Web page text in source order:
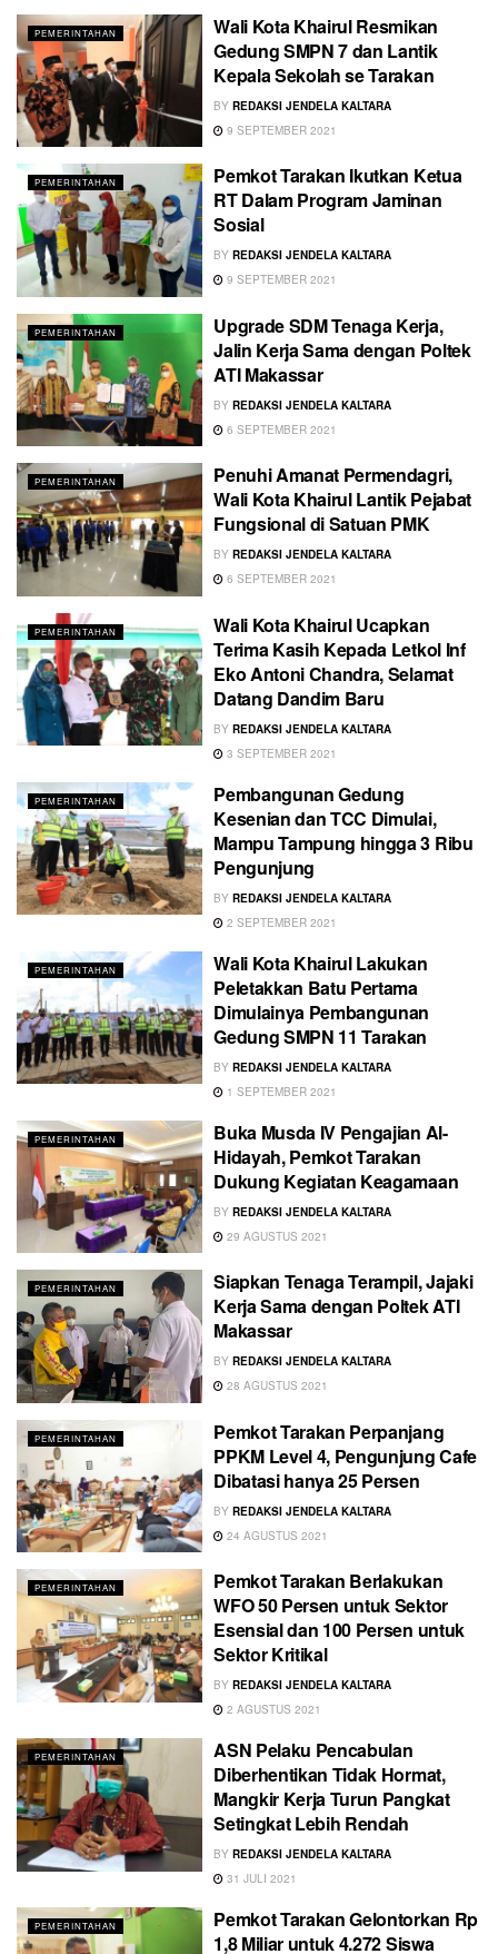
PEMERINTAHAN
Wali Kota Khairul Resmikan
Gedung SMPN 7 dan Lantik
Kepala Sekolah se Tarakan
BY REDAKSI JENDELA KALTARA
9 SEPTEMBER 2021
PEMERINTAHAN
Pemkot Tarakan Ikutkan Ketua
RT Dalam Program Jaminan
Sosial
BY REDAKSI JENDELA KALTARA
9 SEPTEMBER 2021
PEMERINTAHAN
Upgrade SDM Tenaga Kerja,
Jalin Kerja Sama dengan Poltek
ATI Makassar
BY REDAKSI JENDELA KALTARA
6 SEPTEMBER 2021
PEMERINTAHAN
Penuhi Amanat Permendagri,
Wali Kota Khairul Lantik Pejabat
Fungsional di Satuan PMK
BY REDAKSI JENDELA KALTARA
6 SEPTEMBER 2021
PEMERINTAHAN
Wali Kota Khairul Ucapkan
Terima Kasih Kepada Letkol Inf
Eko Antoni Chandra, Selamat
Datang Dandim Baru
BY REDAKSI JENDELA KALTARA
3 SEPTEMBER 2021
PEMERINTAHAN
Pembangunan Gedung
Kesenian dan TCC Dimulai,
Mampu Tampung hingga 3 Ribu
Pengunjung
BY REDAKSI JENDELA KALTARA
2 SEPTEMBER 2021
PEMERINTAHAN
Wali Kota Khairul Lakukan
Peletakkan Batu Pertama
Dimulainya Pembangunan
Gedung SMPN 11 Tarakan
BY REDAKSI JENDELA KALTARA
1 SEPTEMBER 2021
PEMERINTAHAN
Buka Musda IV Pengajian Al-
Hidayah, Pemkot Tarakan
Dukung Kegiatan Keagamaan
BY REDAKSI JENDELA KALTARA
29 AGUSTUS 2021
PEMERINTAHAN
Siapkan Tenaga Terampil, Jajaki
Kerja Sama dengan Poltek ATI
Makassar
BY REDAKSI JENDELA KALTARA
28 AGUSTUS 2021
PEMERINTAHAN
Pemkot Tarakan Perpanjang
PPKM Level 4, Pengunjung Cafe
Dibatasi hanya 25 Persen
BY REDAKSI JENDELA KALTARA
24 AGUSTUS 2021
PEMERINTAHAN
Pemkot Tarakan Berlakukan
WFO 50 Persen untuk Sektor
Esensial dan 100 Persen untuk
Sektor Kritikal
BY REDAKSI JENDELA KALTARA
2 AGUSTUS 2021
PEMERINTAHAN
ASN Pelaku Pencabulan
Diberhentikan Tidak Hormat,
Mangkir Kerja Turun Pangkat
Setingkat Lebih Rendah
BY REDAKSI JENDELA KALTARA
31 JULI 2021
PEMERINTAHAN
Pemkot Tarakan Gelontorkan Rp
1,8 Miliar untuk 4.272 Siswa